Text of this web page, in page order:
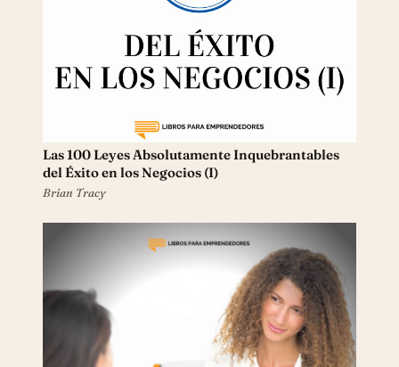
Las 100 Leyes Absolutamente Inquebrantables
del Éxito en los Negocios (I)
Brian Tracy